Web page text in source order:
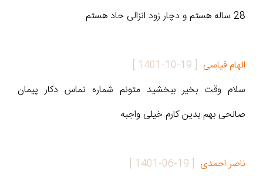
28 ساله هستم و دچار زود انزالی حاد هستم
الهام قیاسی [
1401-10-19
]
سلام وقت بخیر ببخشید متونم شماره تماس دکار پیمان
صالحی بهم بدین کارم خیلی واجبه
ناصر احمدی [
1401-06-19
]